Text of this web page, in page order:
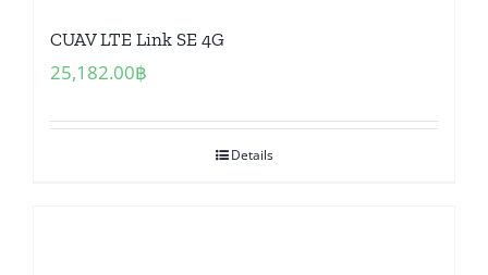
CUAV LTE Link SE 4G
25,182.00฿
Details